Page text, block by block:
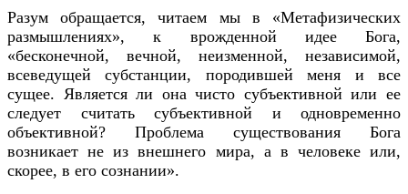
Разум обращается, читаем мы в «Метафизических
размышлениях», к врожденной идее Бога,
«бесконечной, вечной, неизменной, независимой,
всеведущей субстанции, породившей меня и все
сущее. Является ли она чисто субъективной или ее
следует считать субъективной и одновременно
объективной? Проблема существования Бога
возникает не из внешнего мира, а в человеке или,
скорее, в его сознании».